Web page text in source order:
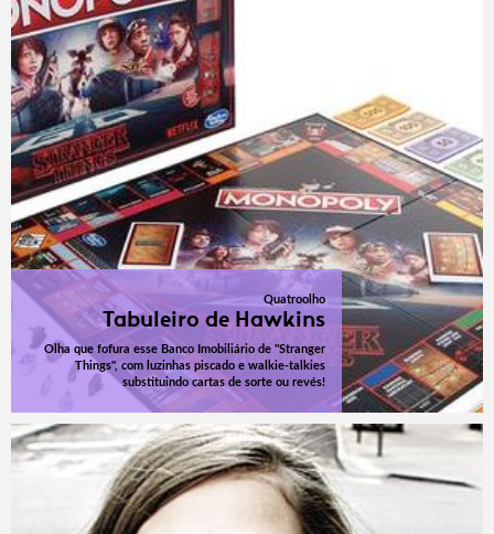
Quatroolho
Tabuleiro de Hawkins
Olha que fofura esse Banco Imobiliário de "Stranger
Things", com luzinhas piscado e walkie-talkies
substituindo cartas de sorte ou revés!